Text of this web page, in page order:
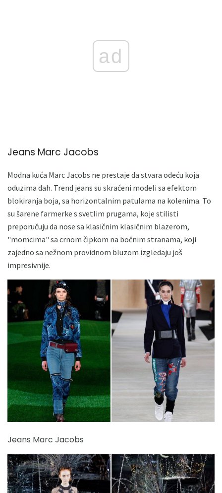
ad
Jeans Marc Jacobs
Modna kuća Marc Jacobs ne prestaje da stvara odeću koja
oduzima dah. Trend jeans su skraćeni modeli sa efektom
blokiranja boja, sa horizontalnim patulama na kolenima. To
su šarene farmerke s svetlim prugama, koje stilisti
preporučuju da nose sa klasičnim klasičnim blazerom,
"momcima" sa crnom čipkom na bočnim stranama, koji
zajedno sa nežnom providnom bluzom izgledaju još
impresivnije.
Jeans Marc Jacobs